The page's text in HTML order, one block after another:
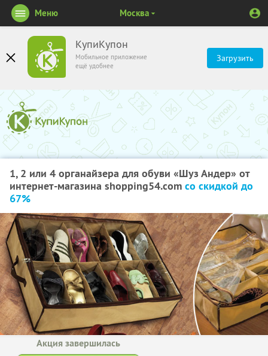
КупиКупон
Мобильное приложение
ещё удобнее
Загрузить
Меню Москва
1, 2 или 4 органайзера для обуви «Шуз Андер» от
интернет-магазина shopping54.com со скидкой до
67%
Акция завершилась